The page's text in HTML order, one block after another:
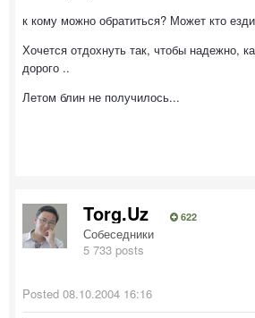
к кому можно обратиться? Может кто
Хочется отдохнуть так, чтобы надежно,
дорого ..
Летом блин не получилось...
Torg.Uz 622
Собеседники
5 733 posts
Posted 08.10.2004 16:16